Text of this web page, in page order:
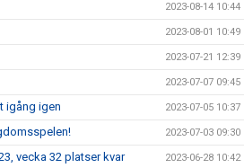
2023-08-14 10:44
2023-08-01 10:49
2023-07-21 12:39
2023-07-07 09:45
igång igen 2023-07-05 10:37
2023-07-03 09:30
vecka 32 platser kvar 2023-06-28 10:42